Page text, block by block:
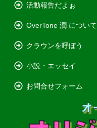
活動報告だよぉ
OverTone 潤 について
クラウンを呼ぼう
小説・エッセイ
お問合せフォーム